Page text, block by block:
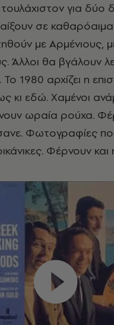
για δύο
σε
με Αρμένιους,
Άλλοι θα βγάλουν
1980 αρχίζει η
κι εδώ. Χαμένοι
ωραία ρούχα.
Φωτογραφίες
Φέρνουν